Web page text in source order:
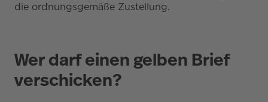
die ordnungsgemäße Zustellung.
Wer darf einen gelben Brief
verschicken?